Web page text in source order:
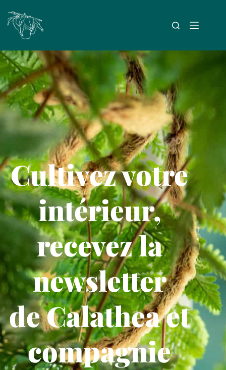
Cultivez votre
intérieur,
recevez la
newsletter
de Calathea et
compagnie